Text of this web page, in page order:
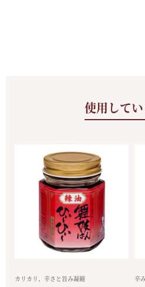
使用して
カリカリ、辛さと旨み凝縮 辛